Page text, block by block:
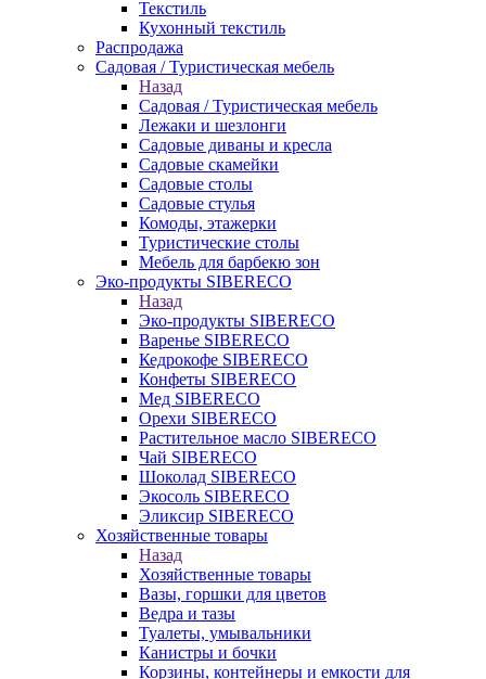
Текстиль
Кухонный текстиль
Распродажа
Садовая / Туристическая мебель
Назад
Садовая / Туристическая мебель
Лежаки и шезлонги
Садовые диваны и кресла
Садовые скамейки
Садовые столы
Садовые стулья
Комоды, этажерки
Туристические столы
Мебель для барбекю зон
Эко-продукты SIBERECO
Назад
Эко-продукты SIBERECO
Варенье SIBERECO
Кедрокофе SIBERECO
Конфеты SIBERECO
Мед SIBERECO
Орехи SIBERECO
Растительное масло SIBERECO
Чай SIBERECO
Шоколад SIBERECO
Экосоль SIBERECO
Эликсир SIBERECO
Хозяйственные товары
Назад
Хозяйственные товары
Вазы, горшки для цветов
Ведра и тазы
Туалеты, умывальники
Канистры и бочки
Корзины, контейнеры и емкости для